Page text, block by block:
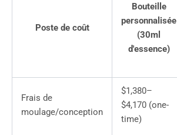
Poste de coût
Bouteille
personnalisée
(30ml
d'essence)
Frais de
moulage/conception
$1,380–
$4,170 (one-
time)